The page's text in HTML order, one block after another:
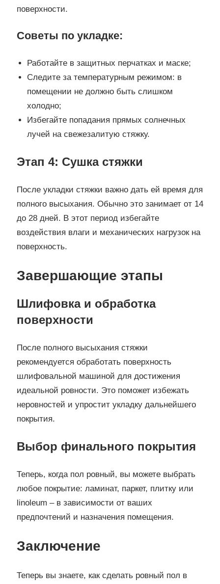
поверхности.
Советы по укладке:
Работайте в защитных перчатках и маске;
Следите за температурным режимом: в
помещении не должно быть слишком
холодно;
Избегайте попадания прямых солнечных
лучей на свежезалитую стяжку.
Этап 4: Сушка стяжки
После укладки стяжки важно дать ей время для
полного высыхания. Обычно это занимает от 14
до 28 дней. В этот период избегайте
воздействия влаги и механических нагрузок на
поверхность.
Завершающие этапы
Шлифовка и обработка
поверхности
После полного высыхания стяжки
рекомендуется обработать поверхность
шлифовальной машиной для достижения
идеальной ровности. Это поможет избежать
неровностей и упростит укладку дальнейшего
покрытия.
Выбор финального покрытия
Теперь, когда пол ровный, вы можете выбрать
любое покрытие: ламинат, паркет, плитку или
linoleum – в зависимости от ваших
предпочтений и назначения помещения.
Заключение
Теперь вы знаете, как сделать ровный пол в